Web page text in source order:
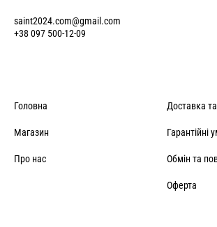
saint2024.com@gmail.com
+38 097 500-12-09
Головна
Магазин
Про нас
Доставка
Гарантійні
Обмін та
Оферта